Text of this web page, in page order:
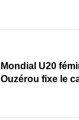
Mondial U20
Ouzérou fixe le